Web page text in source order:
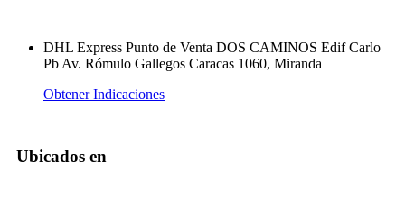
DHL Express Punto de Venta DOS CAMINOS Edif Carlo
Pb Av. Rómulo Gallegos Caracas 1060, Miranda
Obtener Indicaciones
Ubicados en